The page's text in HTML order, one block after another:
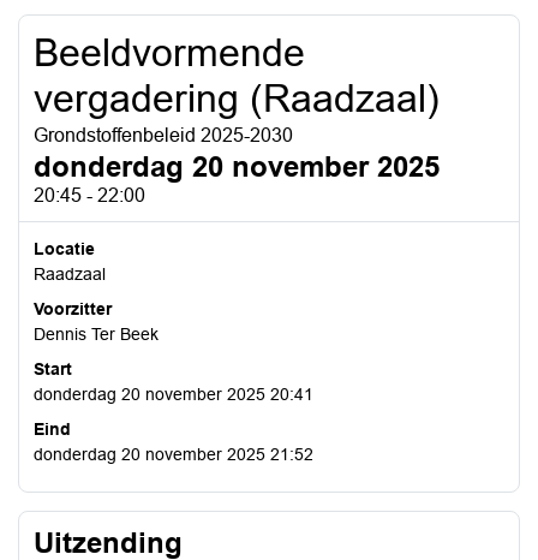
Beeldvormende
vergadering (Raadzaal)
Grondstoffenbeleid 2025-2030
donderdag 20 november 2025
20:45 - 22:00
Locatie
Raadzaal
Voorzitter
Dennis Ter Beek
Start
donderdag 20 november 2025 20:41
Eind
donderdag 20 november 2025 21:52
Uitzending